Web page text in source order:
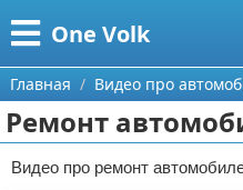
One Volk
Меню
Главная
Категории
Видео приколы
Поиск
Главная Видео про
Ремонт
Видео про ремонт